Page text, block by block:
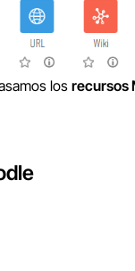
los recursos